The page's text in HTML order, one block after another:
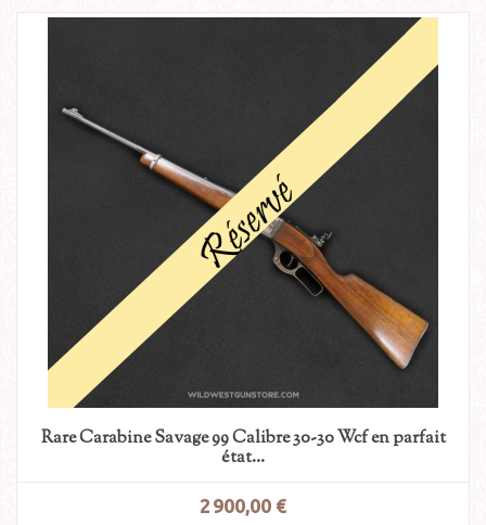
Rare Carabine Savage 99 Calibre 30-30 Wcf en parfait
état...
2 900,00 €